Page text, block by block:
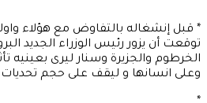
* قبل إنشغاله بالتفاوض مع هؤلاء
توقعت أن يزور رئيس الوزراء الجديد
الخرطوم والجزيرة وسنار ليرى بعينيه
وعلى انسانها و ليقف على حجم تحديات